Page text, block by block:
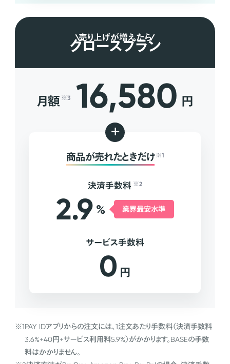
売り上げが増えたら
グロースプラン
月額 ※3 16,580 円
+
商品が売れたときだけ ※1
決済手数料 ※2
2.9 % 業界最安水準
サービス手数料
0 円
※1PAY IDアプリからの注文には、1注文あたり手数料（決済手数料
3.6%+40円+サービス利用料5.9%）がかかります。BASEの手数
料はかかりません。